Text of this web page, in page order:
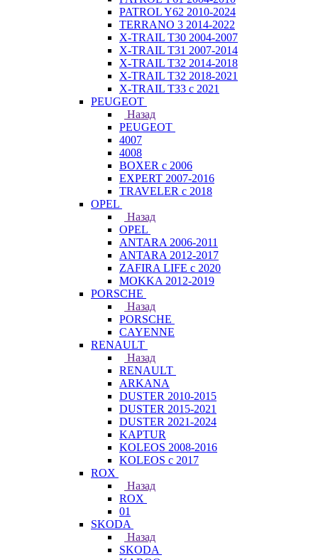
PATROL Y62 2010-2024
TERRANO 3 2014-2022
X-TRAIL T30 2004-2007
X-TRAIL T31 2007-2014
X-TRAIL T32 2014-2018
X-TRAIL T32 2018-2021
X-TRAIL T33 с 2021
PEUGEOT
Назад
PEUGEOT
4007
4008
BOXER с 2006
EXPERT 2007-2016
TRAVELER с 2018
OPEL
Назад
OPEL
ANTARA 2006-2011
ANTARA 2012-2017
ZAFIRA LIFE с 2020
MOKKA 2012-2019
PORSCHE
Назад
PORSCHE
CAYENNE
RENAULT
Назад
RENAULT
ARKANA
DUSTER 2010-2015
DUSTER 2015-2021
DUSTER 2021-2024
KAPTUR
KOLEOS 2008-2016
KOLEOS с 2017
ROX
Назад
ROX
01
SKODA
Назад
SKODA